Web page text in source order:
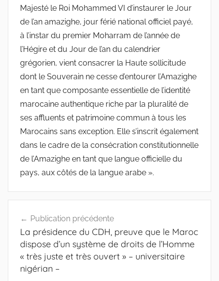
Majesté le Roi Mohammed VI d’instaurer le Jour
de l’an amazighe, jour férié national officiel payé,
à l’instar du premier Moharram de l’année de
l’Hégire et du Jour de l’an du calendrier
grégorien, vient consacrer la Haute sollicitude
dont le Souverain ne cesse d’entourer l’Amazighe
en tant que composante essentielle de l’identité
marocaine authentique riche par la pluralité de
ses affluents et patrimoine commun à tous les
Marocains sans exception. Elle s’inscrit également
dans le cadre de la consécration constitutionnelle
de l’Amazighe en tant que langue officielle du
pays, aux côtés de la langue arabe ».
de
l’article
Publication précédente
La présidence du CDH, preuve que le Maroc
dispose d’un système de droits de l’Homme
« très juste et très ouvert » – universitaire
nigérian –